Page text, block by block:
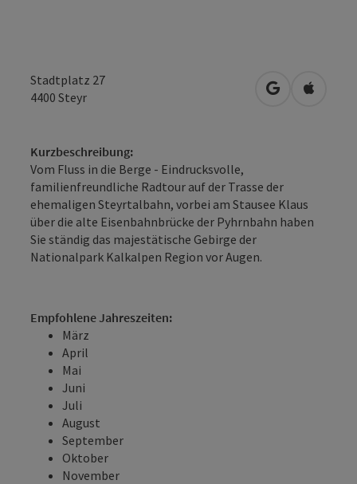
Stadtplatz 27
4400 Steyr in Google
in
Kurzbeschreibung:
Vom Fluss in die Berge - Eindrucksvolle,
familienfreundliche Radtour auf der Trasse der
ehemaligen Steyrtalbahn, vorbei am Stausee Klaus
über die alte Eisenbahnbrücke der Pyhrnbahn haben
Sie ständig das majestätische Gebirge der
Nationalpark Kalkalpen Region vor Augen.
Empfohlene Jahreszeiten:
März
April
Mai
Juni
Juli
August
September
Oktober
November